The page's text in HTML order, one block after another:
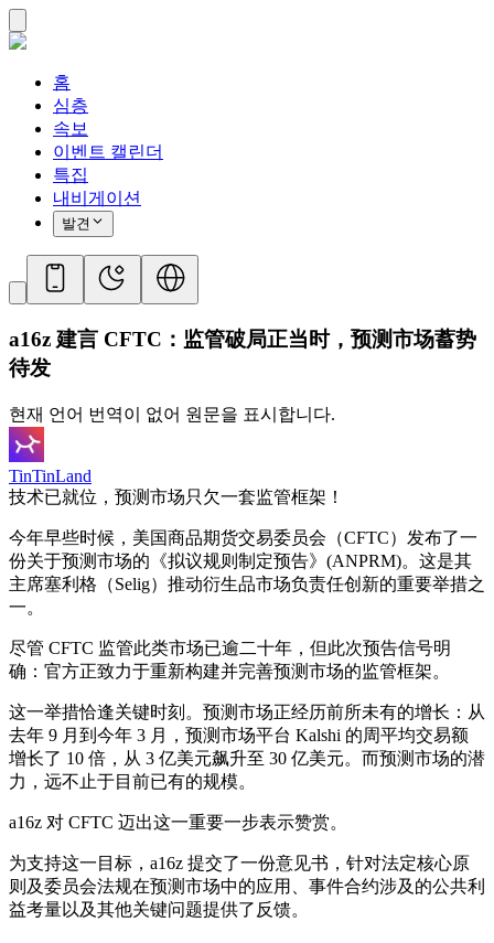
홈
심층
속보
이벤트 캘린더
특집
내비게이션
발견
a16z 建言 CFTC：监管破局正当时，预测市场蓄势
待发
현재 언어 번역이 없어 원문을 표시합니다.
TinTinLand
技术已就位，预测市场只欠一套监管框架！
今年早些时候，美国商品期货交易委员会（CFTC）发布了一
份关于预测市场的《拟议规则制定预告》(ANPRM)。这是其
主席塞利格（Selig）推动衍生品市场负责任创新的重要举措之
一。
尽管 CFTC 监管此类市场已逾二十年，但此次预告信号明
确：官方正致力于重新构建并完善预测市场的监管框架。
这一举措恰逢关键时刻。预测市场正经历前所未有的增长：从
去年 9 月到今年 3 月，预测市场平台 Kalshi 的周平均交易额
增长了 10 倍，从 3 亿美元飙升至 30 亿美元。而预测市场的潜
力，远不止于目前已有的规模。
a16z 对 CFTC 迈出这一重要一步表示赞赏。
为支持这一目标，a16z 提交了一份意见书，针对法定核心原
则及委员会法规在预测市场中的应用、事件合约涉及的公共利
益考量以及其他关键问题提供了反馈。